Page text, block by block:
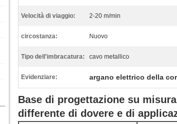
Velocità di viaggio: 2-20 m/min
circostanza: Nuovo
Tipo dell'imbracatura: cavo metallico
Evidenziare: argano elettrico della
Base di progettazione su
differente di dovere e di